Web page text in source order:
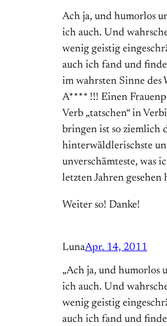
Ach ja, und humorlos
ich auch. Und
wenig geistig
auch ich fand und
im wahrsten Sinne des
A**** !!! Einen
Verb „tatschen“ in
bringen ist so ziemlich
hinterwäldlerischste
unverschämteste, was
letzten Jahren gesehen
Weiter so! Danke!
LunaApr. 14, 2011
„Ach ja, und humorlos
ich auch. Und
wenig geistig
auch ich fand und